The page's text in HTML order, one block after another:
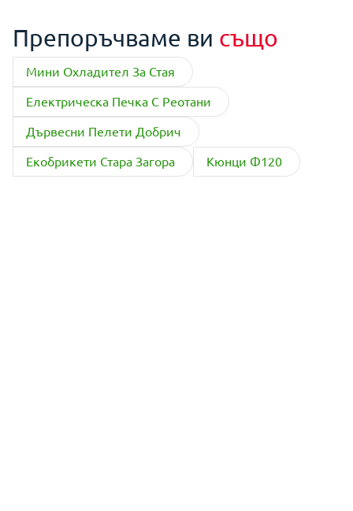
Препоръчваме ви също
Мини Охладител За Стая
Електрическа Печка С Реотани
Дървесни Пелети Добрич
Екобрикети Стара Загора
Кюнци Ф120